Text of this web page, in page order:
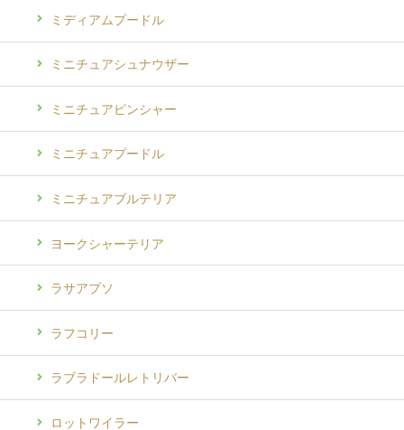
ミディアムプードル
ミニチュアシュナウザー
ミニチュアピンシャー
ミニチュアプードル
ミニチュアブルテリア
ヨークシャーテリア
ラサアプソ
ラフコリー
ラブラドールレトリバー
ロットワイラー